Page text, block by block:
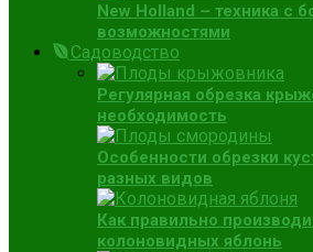
New Holland – техника с
возможностями
Садоводство
Регулярная обрезка
необходимость
Особенности обрезки
разных видов
Как правильно
колоновидных яблонь